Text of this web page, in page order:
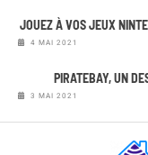
JOUEZ À VOS JEUX
4 MAI 2021
PIRATEBAY, UN
3 MAI 2021